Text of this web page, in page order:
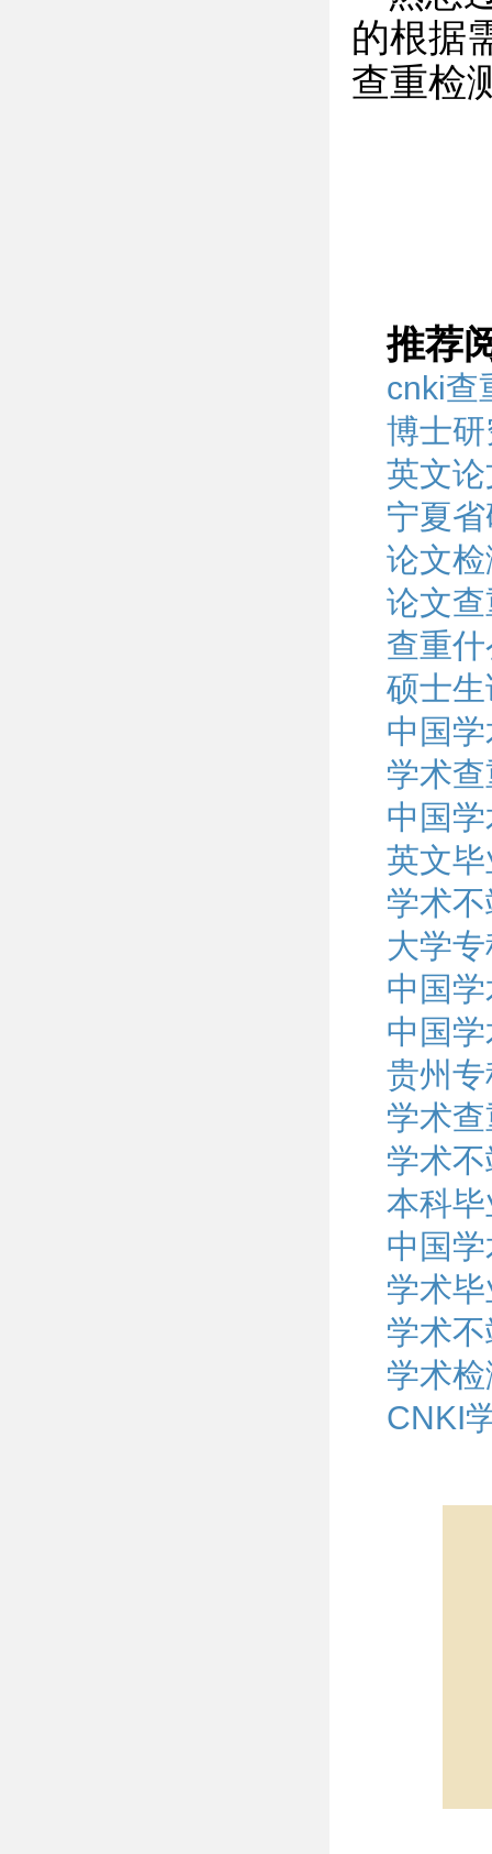
的根据
查重检
推荐
cnki查
博士
英文
宁夏
论文
论文
查重
硕士
中国
学术
中国
英文
学术
大学
中国
中国
贵州
学术
学术
本科
中国
学术
学术
学术
CNKI